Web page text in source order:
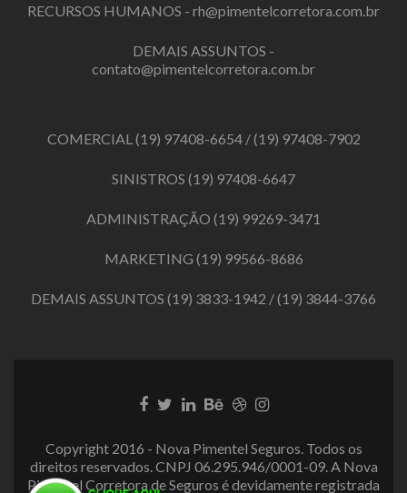
RECURSOS HUMANOS - rh@pimentelcorretora.com.br
DEMAIS ASSUNTOS -
contato@pimentelcorretora.com.br
COMERCIAL(19) 97408-6654/(19) 97408-7902
SINISTROS (19) 97408-6647
ADMINISTRAÇÃO (19) 99269-3471
MARKETING (19) 99566-8686
DEMAIS ASSUNTOS (19) 3833-1942 /(19) 3844-3766
LinkLinkLinkLink LinkLink
Copyright 2016 - Nova Pimentel Seguros. Todos os
direitos reservados. CNPJ 06.295.946/0001-09. A Nova
Pimentel Corretora de Seguros é devidamente registrada